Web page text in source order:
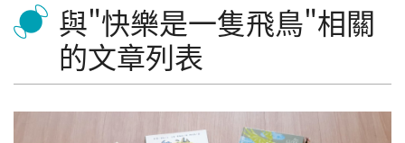
與"快樂是一隻飛鳥"相關
的文章列表